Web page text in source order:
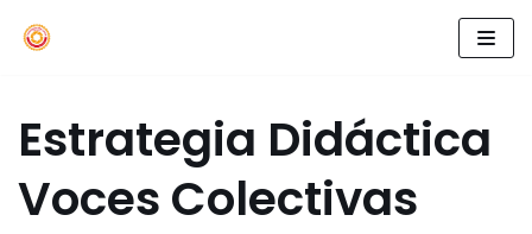
content
Estrategia Didáctica
Voces Colectivas